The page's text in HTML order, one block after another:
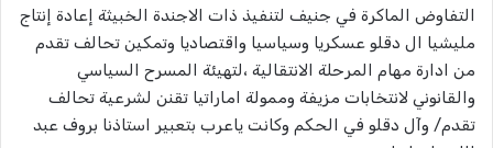
التفاوض الماكرة في جنيف لتنفيذ ذات الاجندة الخبيثة إعادة إنتاج
مليشيا ال دقلو عسكريا وسياسيا واقتصاديا وتمكين تحالف تقدم
من ادارة مهام المرحلة الانتقالية ،لتهيئة المسرح السياسي
والقانوني لانتخابات مزيفة وممولة اماراتيا تقنن لشرعية تحالف
تقدم/ وآل دقلو في الحكم وكانت ياعرب بتعبير استاذنا بروف عبد